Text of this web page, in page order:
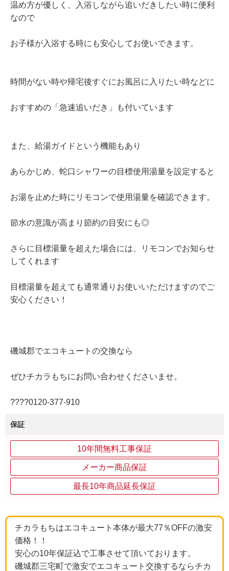
温め方が優しく、入浴しながら追いだきしたい時に便利
なので
お子様が入浴する時にも安心してお使いできます。
時間がない時や帰宅後すぐにお風呂に入りたい時などに
おすすめの「急速追いだき」も付いています
また、給湯ガイドという機能もあり
あらかじめ、蛇口シャワーの目標使用湯量を設定すると
お湯を止めた時にリモコンで使用湯量を確認できます。
節水の意識が高まり節約の目安にも◎
さらに目標湯量を超えた場合には、リモコンでお知らせ
してくれます
目標湯量を超えても通常通りお使いいただけますのでご
安心ください！
磯城郡でエコキュートの交換なら
ぜひチカラもちにお問い合わせくださいませ。
????0120‐377‐910
保証
10年間無料工事保証
メーカー商品保証
最長10年商品延長保証
チカラもちはエコキュート本体が最大77％OFFの激安
価格！！
安心の10年保証込で工事させて頂いております。
磯城郡三宅町で激安でエコキュート交換するならチカ